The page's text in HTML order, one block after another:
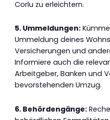
Corlu zu erleichtern.
5. Ummeldungen:
Ummeldung deines
Versicherungen und
Informiere auch die
Arbeitgeber, Banken und
bevorstehenden Umzug.
6. Behördengänge: